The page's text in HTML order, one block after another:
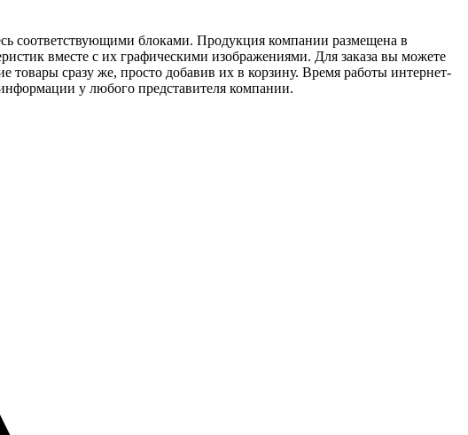
соответствующими блоками. Продукция компании размещена в
вместе с их графическими изображениями. Для заказа вы можете
товары сразу же, просто добавив их в корзину. Время работы интернет-
у любого представителя компании.